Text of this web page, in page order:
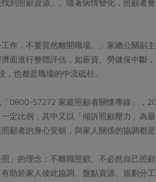
到照顧資源」。隨著病情變化，照顧者
作，不要貿然離開職場。」家總公關副
面進行整體評估，如薪資、勞健保中斷
也都是職場的中流砥柱。
0800-57272 家庭照顧者關懷專線」，
定比例，其中又以「傾訴照顧壓力」為
顧者的身心安頓，與家人關係的協調都是
」的理念：不離職照顧、不必然自己照
助於家人彼此協調、盤點資源、規劃分